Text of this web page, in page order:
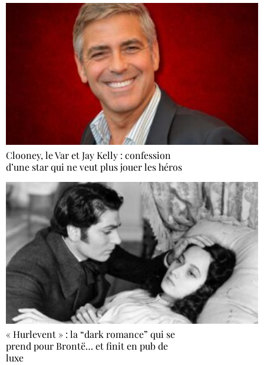
Clooney, le Var et Jay Kelly : confession
d’une star qui ne veut plus jouer les héros
« Hurlevent » : la “dark romance” qui se
prend pour Brontë… et finit en pub de
luxe